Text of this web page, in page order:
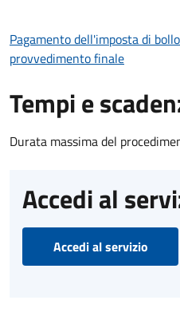
Pagamento dell'imposta di
provvedimento finale
Tempi e
Durata massima del
Accedi al
Accedi al servizio